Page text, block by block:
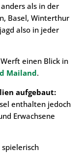
als in der
Basel, Winterthur
also in jeder
Werft einen Blick in
Mailand.
aufgebaut:
enthalten jedoch
Erwachsene